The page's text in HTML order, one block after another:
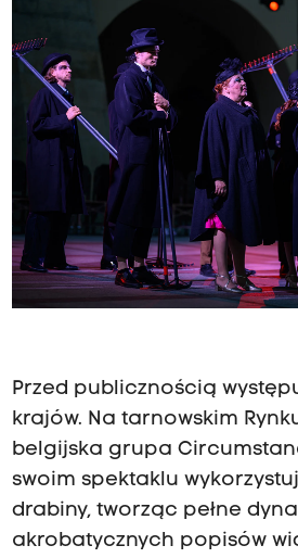
Przed publicznością
krajów. Na tarnowskim
belgijska grupa
swoim spektaklu
drabiny, tworząc pełne
akrobatycznych popisów